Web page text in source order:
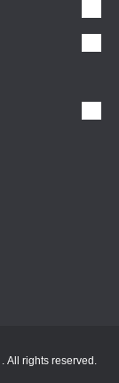
All rights reserved.